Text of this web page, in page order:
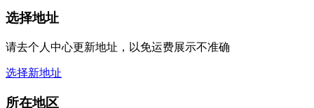
选择地址
请去个人中心更新地址，以免运费展示不准确
选择新地址
所在地区